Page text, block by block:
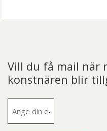
Vill du få mail när
konstnären blir